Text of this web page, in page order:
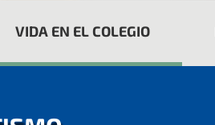
VIDA EN EL COLEGIO